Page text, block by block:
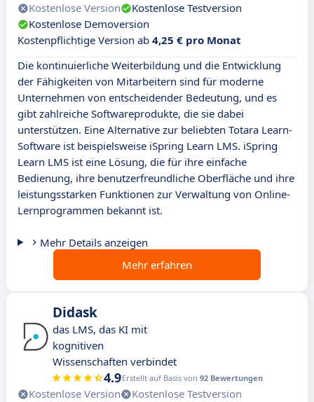
Kostenlose Version
Kostenlose Testversion
Kostenlose Demoversion
Kostenpflichtige Version ab 4,25 € pro Monat
Die kontinuierliche Weiterbildung und die Entwicklung
der Fähigkeiten von Mitarbeitern sind für moderne
Unternehmen von entscheidender Bedeutung, und es
gibt zahlreiche Softwareprodukte, die sie dabei
unterstützen. Eine Alternative zur beliebten Totara Learn-
Software ist beispielsweise iSpring Learn LMS. iSpring
Learn LMS ist eine Lösung, die für ihre einfache
Bedienung, ihre benutzerfreundliche Oberfläche und ihre
leistungsstarken Funktionen zur Verwaltung von Online-
Lernprogrammen bekannt ist.
Mehr Details anzeigen
Mehr erfahren
Didask
das LMS, das KI mit
kognitiven
Wissenschaften verbindet
4.9Erstellt auf Basis von 92 Bewertungen
Kostenlose Version
Kostenlose Testversion